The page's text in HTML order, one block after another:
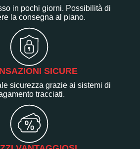
in pochi giorni. Possibilità di
la consegna al piano.
SICURE
sicurezza grazie ai sistemi di
tracciati.